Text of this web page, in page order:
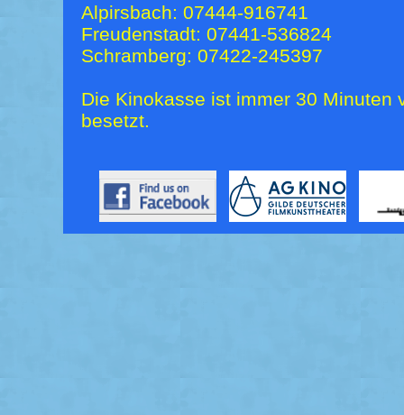
Alpirsbach: 07444-916741
Freudenstadt: 07441-536824
Schramberg: 07422-245397
Die Kinokasse ist immer 30 Minuten
besetzt.